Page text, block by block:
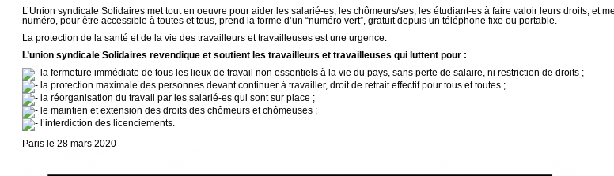
L’Union syndicale Solidaires met tout en oeuvre pour aider les salarié-es, les chômeurs/ses, les étudiant-es à faire valoir leurs droits, et
numéro, pour être accessible à toutes et tous, prend la forme d’un “numéro vert”, gratuit depuis un téléphone fixe ou portable.
La protection de la santé et de la vie des travailleurs et travailleuses est une urgence.
L’union syndicale Solidaires revendique et soutient les travailleurs et travailleuses qui luttent pour :
la fermeture immédiate de tous les lieux de travail non essentiels à la vie du pays, sans perte de salaire, ni restriction de droits ;
la protection maximale des personnes devant continuer à travailler, droit de retrait effectif pour tous et toutes ;
la réorganisation du travail par les salarié-es qui sont sur place ;
le maintien et extension des droits des chômeurs et chômeuses ;
l’interdiction des licenciements.
Paris le 28 mars 2020